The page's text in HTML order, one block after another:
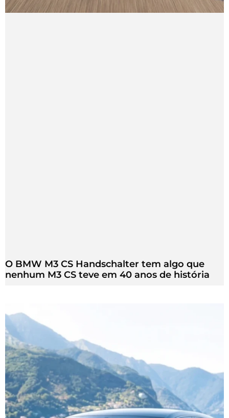
O BMW M3 CS Handschalter tem algo que
nenhum M3 CS teve em 40 anos de história